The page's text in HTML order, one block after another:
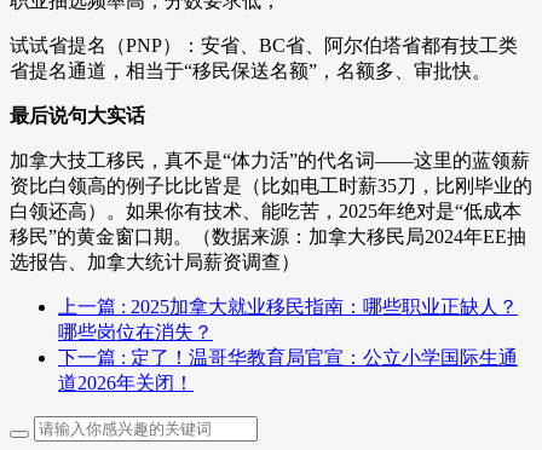
试试省提名（PNP）：安省、BC省、阿尔伯塔省都有技工类
省提名通道，相当于“移民保送名额”，名额多、审批快。
最后说句大实话
加拿大技工移民，真不是“体力活”的代名词——这里的蓝领薪
资比白领高的例子比比皆是（比如电工时薪35刀，比刚毕业的
白领还高）。如果你有技术、能吃苦，2025年绝对是“低成本
移民”的黄金窗口期。（数据来源：加拿大移民局2024年EE抽
选报告、加拿大统计局薪资调查）
上一篇 : 2025加拿大就业移民指南：哪些职业正缺人？
哪些岗位在消失？
下一篇 : 定了！温哥华教育局官宣：公立小学国际生通
道2026年关闭！